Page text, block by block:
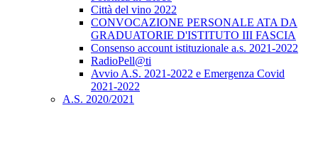
Città del vino 2022
CONVOCAZIONE PERSONALE ATA DA
GRADUATORIE D'ISTITUTO III FASCIA
Consenso account istituzionale a.s. 2021-2022
RadioPell@ti
Avvio A.S. 2021-2022 e Emergenza Covid
2021-2022
A.S. 2020/2021